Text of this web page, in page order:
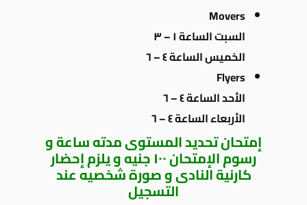
Movers
السبت الساعة ١ – ٣
الخميس الساعة ٤ – ٦
Flyers
الأحد الساعة ٤ – ٦
الأربعاء الساعة ٤ – ٦
إمتحان تحديد المستوى مدته ساعة و
رسوم الإمتحان ١٠٠ جنيه و يلزم إحضار
كارنية النادى و صورة شخصيه عند
التسجيل